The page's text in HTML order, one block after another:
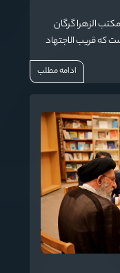
الزهرا گرگان
که قریب الاجتهاد
خوبی تحقیق کرده و
ادامه مطلب